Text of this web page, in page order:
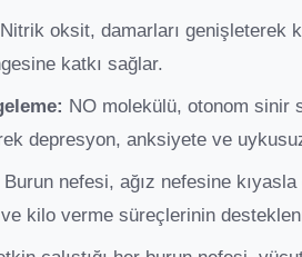
Nitrik oksit, damarları genişleterek
katkı sağlar.
NO molekülü, otonom sinir
depresyon, anksiyete ve
Burun nefesi, ağız nefesine
kilo verme süreçlerinin